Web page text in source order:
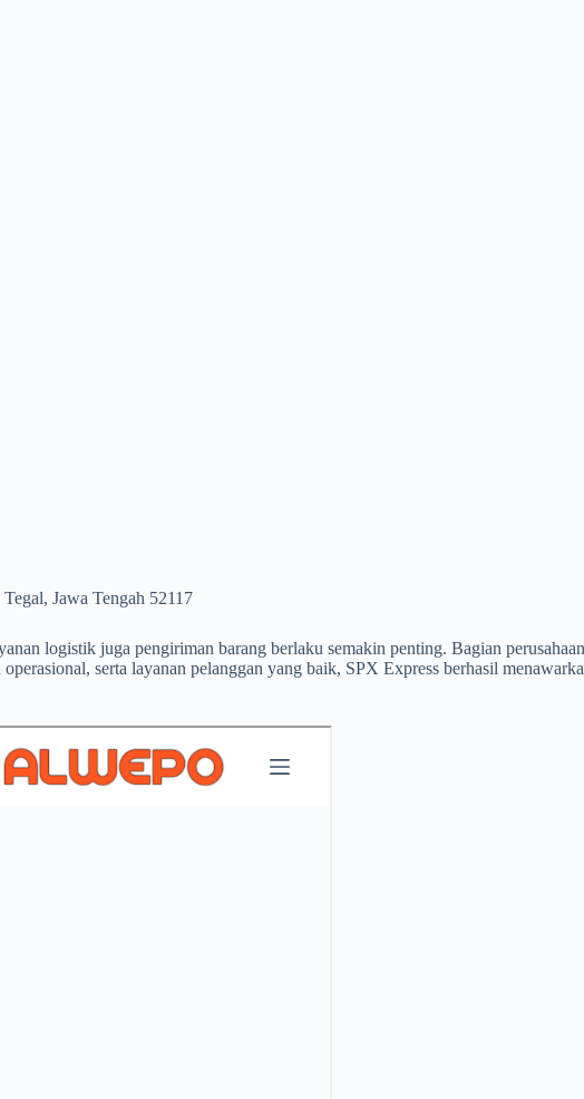
Jawa Tengah 52117
logistik juga pengiriman barang berlaku semakin penting. Bagian
serta layanan pelanggan yang baik, SPX Express berhasil